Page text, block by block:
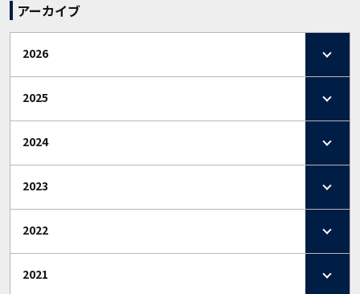
アーカイブ
2026
2025
2024
2023
2022
2021